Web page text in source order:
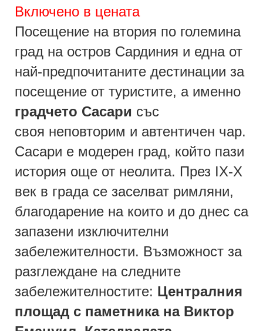
Включено в цената
Посещение на втория по големина
град на остров Сардиния и една от
най-предпочитаните дестинации за
посещение от туристите, а именно
градчето Сасари със
своя неповторим и автентичен чар.
Сасари е модерен град, който пази
история още от неолита. През ІХ-Х
век в града се заселват римляни,
благодарение на които и до днес са
запазени изключителни
забележителности. Възможност за
разглеждане на следните
забележителностите: Централния
площад с паметника на Виктор